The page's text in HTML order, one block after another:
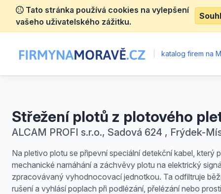
Tato stránka používá cookies na vylepšení
vašeho uživatelského zážitku.
katalog firem na
Střežení plotů z plotového
ALCAM PROFI s.r.o., Sadová 624 , Frýdek-
Na pletivo plotu se připevní speciální detekční kabel, který
mechanické namáhání a záchvěvy plotu na elektrický
zpracovávaný vyhodnocovací jednotkou. Ta odfiltruje
rušení a vyhlásí poplach při podlézání, přelézání nebo